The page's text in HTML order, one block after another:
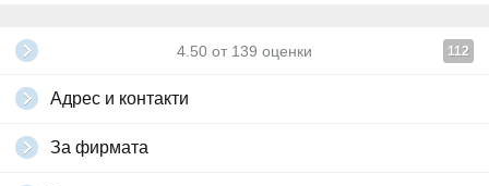
4.50 от 139 оценки 112
Адрес и контакти
За фирмата